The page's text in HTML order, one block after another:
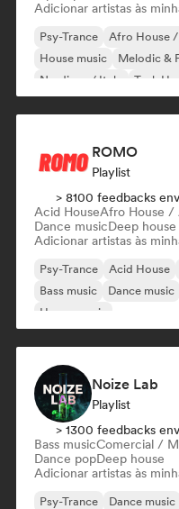
Adicionar artistas às
Psy-Trance Afro House
House music
Melodic &
Nu-disco / Italo
Tech
ROMO
Playlist
> 8100 feedbacks
Acid HouseAfro House /
Dance musicDeep house
Adicionar artistas às
Psy-Trance Acid House
Bass music
Dance music
House music
Noize Lab
Playlist
> 1300 feedbacks
Bass musicComercial /
Dance popDeep house
Adicionar artistas às
Psy-Trance Dance music